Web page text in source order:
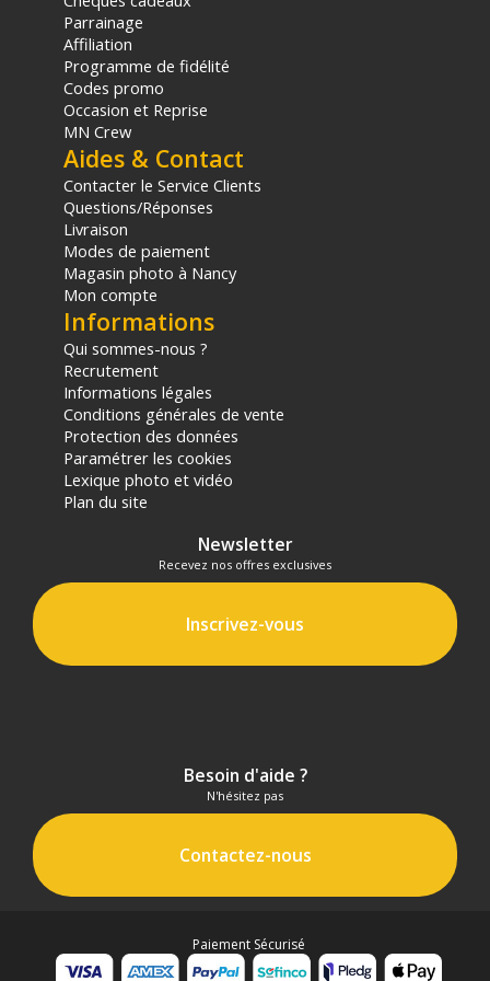
sur le prix TTC en €, les points seront effectivement calculés dans le
panier.
Parrainage
Affiliation
Programme de fidélité
Codes promo
Occasion et Reprise
MN Crew
Aides & Contact
Contacter le Service Clients
Questions/Réponses
Livraison
Modes de paiement
Magasin photo à Nancy
Mon compte
Informations
Qui sommes-nous ?
Recrutement
Informations légales
Conditions générales de vente
Protection des données
Paramétrer les cookies
Lexique photo et vidéo
Plan du site
Newsletter
Recevez nos offres exclusives
Inscrivez-vous
Besoin d'aide ?
N'hésitez pas
Contactez-nous
Paiement Sécurisé